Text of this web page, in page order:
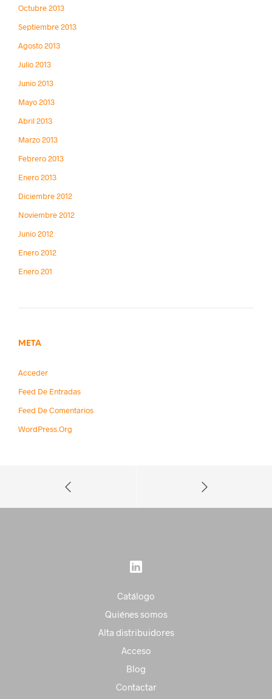
Octubre 2013
Septiembre 2013
Agosto 2013
Julio 2013
Junio 2013
Mayo 2013
Abril 2013
Marzo 2013
Febrero 2013
Enero 2013
Diciembre 2012
Noviembre 2012
Junio 2012
Enero 2012
Enero 201
META
Acceder
Feed De Entradas
Feed De Comentarios
WordPress.org
Catálogo
Quiénes somos
Alta distribuidores
Acceso
Blog
Contactar